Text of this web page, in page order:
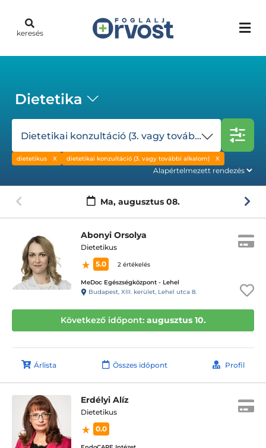
keresés
Dietetika
Dietetikai konzultáció (3. vagy további alkalom)
dietetikus dietetikai konzultáció (3. vagy további alkalom)
Ma, augusztus 08.
Abonyi Orsolya
Dietetikus
5.0
2 értékelés
MeDoc Egészségközpont - Lehel
Budapest, XIII. kerület, Lehel utca 8.
Következő időpont: augusztus 10.
Árlista Összes időpont Profil
Erdélyi Alíz
Dietetikus
0.0